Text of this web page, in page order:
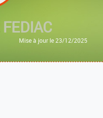
FEDIAC
Mise à jour le 23/12/2025